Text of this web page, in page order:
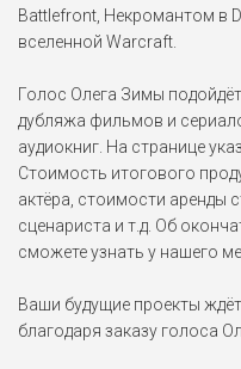
Battlefront, Некромантом в
вселенной Warcraft.
Голос Олега Зимы
дубляжа фильмов и
аудиокниг. На странице
Стоимость итогового
актёра, стоимости аренды
сценариста и т.д. Об
сможете узнать у нашего
Ваши будущие проекты
благодаря заказу голоса